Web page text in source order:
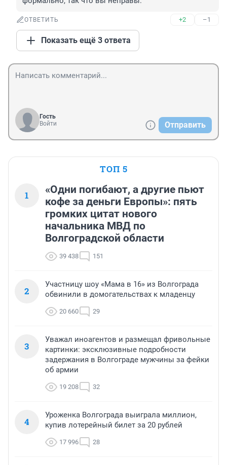
ОТВЕТИТЬ +2 –1
Показать ещё 3 ответа
Гость
Войти
Отправить
ТОП 5
1
«Одни погибают, а другие пьют
кофе за деньги Европы»: пять
громких цитат нового
начальника МВД по
Волгоградской области
39 438 151
2
Участницу шоу «Мама в 16» из Волгограда
обвинили в домогательствах к младенцу
20 660 29
3
Уважал иноагентов и размещал фривольные
картинки: эксклюзивные подробности
задержания в Волгограде мужчины за фейки
об армии
19 208 32
4
Уроженка Волгограда выиграла миллион,
купив лотерейный билет за 20 рублей
17 996 28